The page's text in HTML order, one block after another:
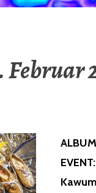
Februar